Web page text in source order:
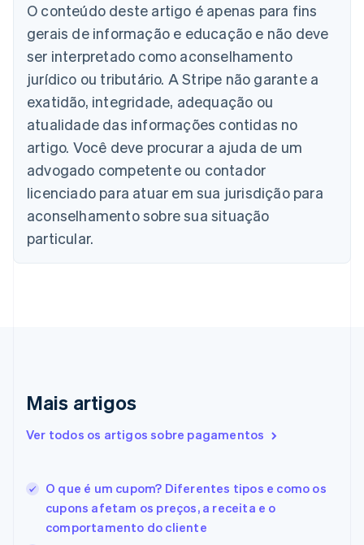
O conteúdo deste artigo é apenas para fins
gerais de informação e educação e não deve
ser interpretado como aconselhamento
jurídico ou tributário. A Stripe não garante a
exatidão, integridade, adequação ou
atualidade das informações contidas no
artigo. Você deve procurar a ajuda de um
advogado competente ou contador
licenciado para atuar em sua jurisdição para
aconselhamento sobre sua situação
particular.
Mais artigos
Ver todos os artigos sobre pagamentos
O que é um cupom? Diferentes tipos e como os
cupons afetam os preços, a receita e o
comportamento do cliente
Alemanha
DeutschEnglish
Austrália
English
Áustria
Deutsch English
Bélgica
Nederlands Français DeutschEnglish
Brasil
Bulgária
English
Canadá
China continental
Eslováquia
English
Eslovênia
EspañolEnglish
Estados Unidos
EnglishEspañol简体中文